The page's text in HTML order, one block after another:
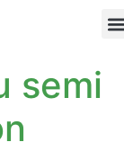
semi